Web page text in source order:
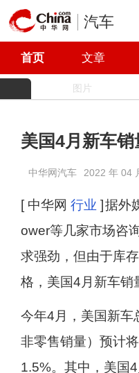
汽车
首页 文章
图片
美国4月新车
中华网汽车 2022 年 04
[ 中华网 行业 ] 据外
ower等几家市场咨
求强劲，但由于库
格，美国4月新车销
今年4月，美国新车
非零售销量）预计
1.5%。其中，美国